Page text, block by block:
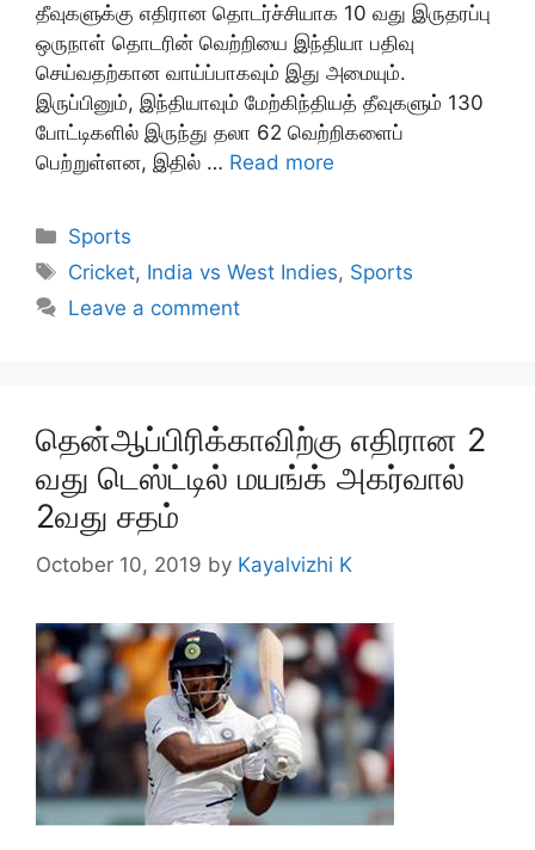
தீவுகளுக்கு எதிரான தொடர்ச்சியாக 10 வது இருதரப்பு
ஒருநாள் தொடரின் வெற்றியை இந்தியா பதிவு
செய்வதற்கான வாய்ப்பாகவும் இது அமையும்.
இருப்பினும், இந்தியாவும் மேற்கிந்தியத் தீவுகளும் 130
போட்டிகளில் இருந்து தலா 62 வெற்றிகளைப்
பெற்றுள்ளன, இதில் … Read more
Categories
Sports
Tags
Cricket, India vs West Indies, Sports
Leave a comment
தென்ஆப்பிரிக்காவிற்கு எதிரான 2
வது டெஸ்ட்டில் மயங்க் அகர்வால்
2வது சதம்
October 10, 2019 by Kayalvizhi K